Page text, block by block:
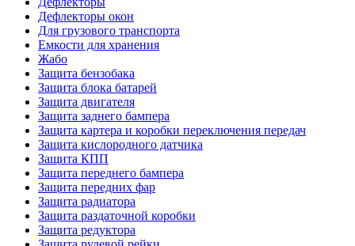
Дефлекторы окон
Для грузового транспорта
Емкости для хранения
Жабо
Защита бензобака
Защита блока батарей
Защита двигателя
Защита заднего бампера
Защита картера и коробки переключения передач
Защита кислородного датчика
Защита КПП
Защита переднего бампера
Защита передних фар
Защита радиатора
Защита раздаточной коробки
Защита редуктора